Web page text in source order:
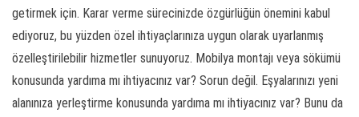
getirmek için. Karar verme sürecinizde özgürlüğün önemini kabul
ediyoruz, bu yüzden özel ihtiyaçlarınıza uygun olarak uyarlanmış
özelleştirilebilir hizmetler sunuyoruz. Mobilya montajı veya sökümü
konusunda yardıma mı ihtiyacınız var? Sorun değil. Eşyalarınızı yeni
alanınıza yerleştirme konusunda yardıma mı ihtiyacınız var? Bunu da